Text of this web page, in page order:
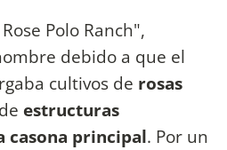
Polo Ranch",
debido a que el
cultivos de rosas
estructuras
casona principal. Por un